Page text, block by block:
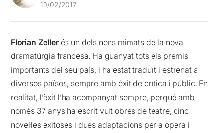
10/02/2017
Florian Zeller és un dels nens mimats de la nova
dramatúrgia francesa. Ha guanyat tots els premis
importants del seu país, i ha estat traduït i estrenat a
diversos països, sempre amb èxit de crítica i públic. En
realitat, l’èxit l’ha acompanyat sempre, perquè amb
només 37 anys ha escrit vuit obres de teatre, cinc
novel·les exitoses i dues adaptacions per a òpera i